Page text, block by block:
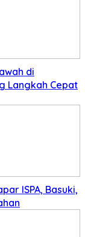
di
Langkah Cepat
ISPA, Basuki,